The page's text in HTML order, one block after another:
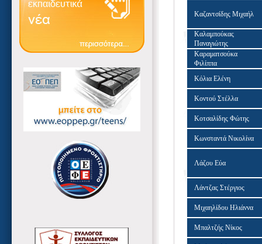
Καζαντσίδης Μιχαήλ
Καλαμπούκας
Παναγιώτης
Καραματσούκα
Φιλίππα
Κόλια Ελένη
Κοντού Στέλλα
Κοτσαλίδης Φώτης
Κωνσταντά Νικολίνα
Λάζου Εύα
Λάντζας Στέργιος
Μιχαηλίδου Ηλιάννα
Μπαλτζής Νίκος